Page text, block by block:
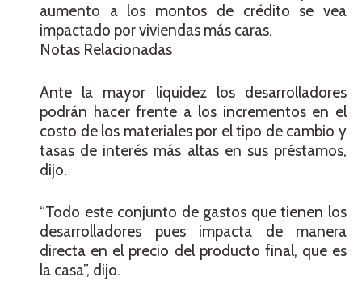
aumento a los montos de crédito se vea
impactado por viviendas más caras.
Notas Relacionadas
Ante la mayor liquidez los desarrolladores
podrán hacer frente a los incrementos en el
costo de los materiales por el tipo de cambio y
tasas de interés más altas en sus préstamos,
dijo.
“Todo este conjunto de gastos que tienen los
desarrolladores pues impacta de manera
directa en el precio del producto final, que es
la casa”, dijo.